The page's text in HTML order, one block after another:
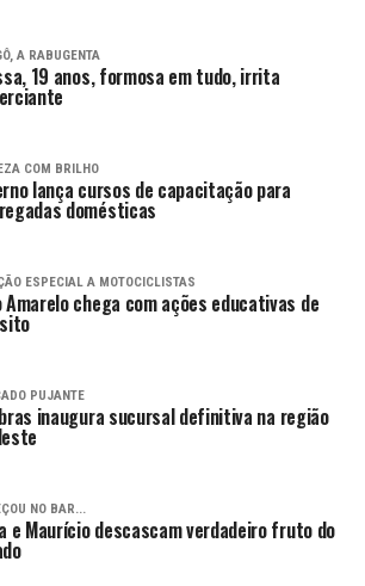
A RABUGENTA
19 anos, formosa em tudo, irrita
COM BRILHO
lança cursos de capacitação para
domésticas
ESPECIAL A MOTOCICLISTAS
Amarelo chega com ações educativas de
PUJANTE
inaugura sucursal definitiva na região
NO BAR...
e Maurício descascam verdadeiro fruto do